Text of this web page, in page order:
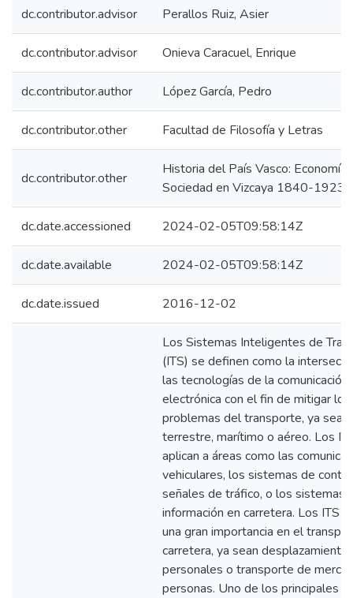
dc.contributor.advisor Perallos Ruiz, Asier
dc.contributor.advisor Onieva Caracuel, Enrique
dc.contributor.author López García, Pedro
dc.contributor.other Facultad de Filosofía y Letras
dc.contributor.other
Historia del País Vasco: Economía
Sociedad en Vizcaya 1840-1923
dc.date.accessioned 2024-02-05T09:58:14Z
dc.date.available 2024-02-05T09:58:14Z
dc.date.issued 2016-12-02
Los Sistemas Inteligentes de
(ITS) se definen como la
las tecnologías de la comunicación
electrónica con el fin de mitigar los
problemas del transporte, ya sea
terrestre, marítimo o aéreo. Los
aplican a áreas como las
vehiculares, los sistemas de
señales de tráfico, o los sistemas
información en carretera. Los ITS
una gran importancia en el
carretera, ya sean
personales o transporte de
personas. Uno de los principales